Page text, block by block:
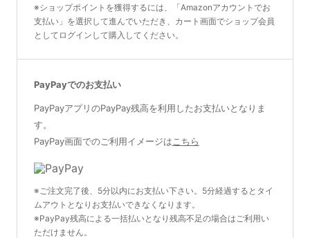
※ショップポイントを獲得するには、「Amazonアカウントでお
支払い」を選択して進んでいただき、カート画面でショップ会員
としてログインして購入してください。
PayPayでのお支払い
PayPayアプリのPayPay残高を利用したお支払いとなりま
す。
PayPay画面でのご利用イメージは こちら
※ご注文完了後、5分以内にお支払い下さい。5分経過するとタイ
ムアウトとなりお支払いできなくなります。
※PayPay残高による一括払いとなり残高不足の場合はご利用い
ただけません。